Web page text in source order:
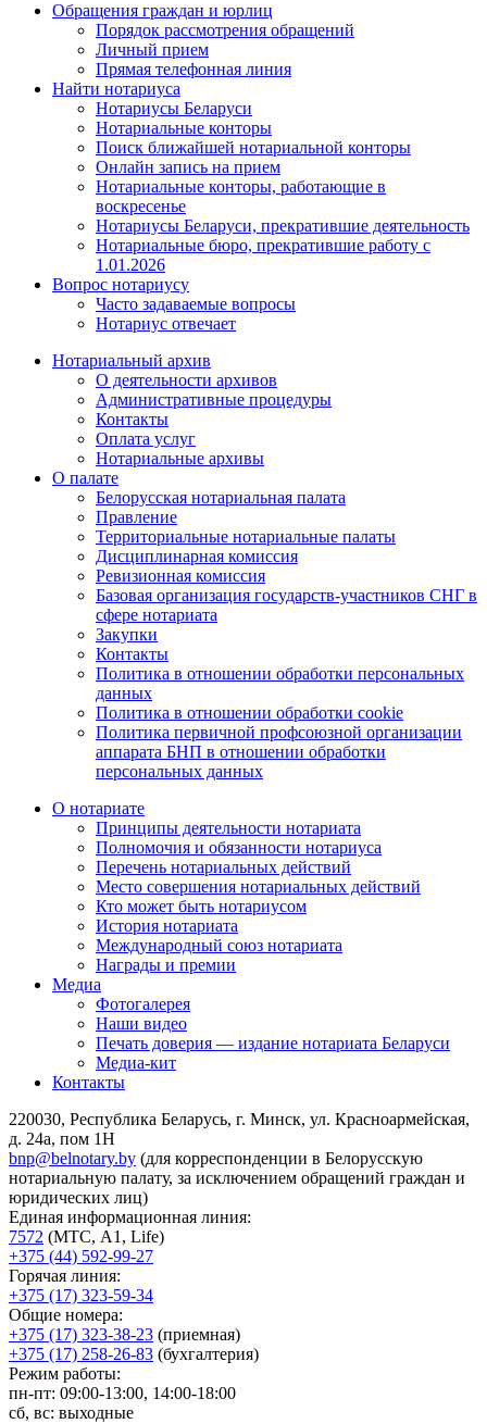
Обращения граждан и юрлиц
Порядок рассмотрения обращений
Личный прием
Прямая телефонная линия
Найти нотариуса
Нотариусы Беларуси
Нотариальные конторы
Поиск ближайшей нотариальной конторы
Онлайн запись на прием
Нотариальные конторы, работающие в
воскресенье
Нотариусы Беларуси, прекратившие деятельность
Нотариальные бюро, прекратившие работу с
1.01.2026
Вопрос нотариусу
Часто задаваемые вопросы
Нотариус отвечает
Нотариальный архив
О деятельности архивов
Административные процедуры
Контакты
Оплата услуг
Нотариальные архивы
О палате
Белорусская нотариальная палата
Правление
Территориальные нотариальные палаты
Дисциплинарная комиссия
Ревизионная комиссия
Базовая организация государств-участников СНГ в
сфере нотариата
Закупки
Контакты
Политика в отношении обработки персональных
данных
Политика в отношении обработки cookie
Политика первичной профсоюзной организации
аппарата БНП в отношении обработки
персональных данных
О нотариате
Принципы деятельности нотариата
Полномочия и обязанности нотариуса
Перечень нотариальных действий
Место совершения нотариальных действий
Кто может быть нотариусом
История нотариата
Международный союз нотариата
Награды и премии
Медиа
Фотогалерея
Наши видео
Печать доверия — издание нотариата Беларуси
Медиа-кит
Контакты
220030, Республика Беларусь, г. Минск, ул. Красноармейская,
д. 24а, пом 1Н
bnp@belnotary.by (для корреспонденции в Белорусскую
нотариальную палату, за исключением обращений граждан и
юридических лиц)
Единая информационная линия:
7572 (МТС, A1, Life)
+375 (44) 592-99-27
Горячая линия:
+375 (17) 323-59-34
Общие номера:
+375 (17) 323-38-23 (приемная)
+375 (17) 258-26-83 (бухгалтерия)
Режим работы:
пн-пт: 09:00-13:00, 14:00-18:00
сб, вс: выходные